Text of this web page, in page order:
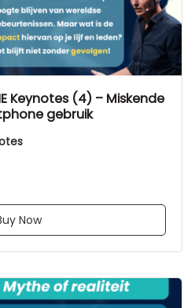
Keynotes (4) – Miskende
gebruik
Now